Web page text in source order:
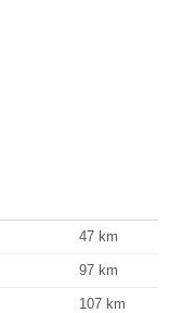
47 km
97 km
107 km